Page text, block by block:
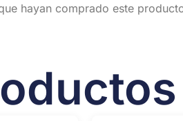
hayan comprado este